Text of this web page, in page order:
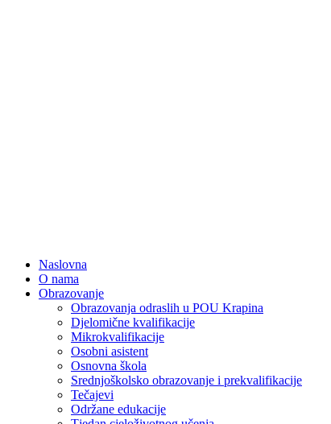
Naslovna
O nama
Obrazovanje
Obrazovanja odraslih u POU Krapina
Djelomične kvalifikacije
Mikrokvalifikacije
Osobni asistent
Osnovna škola
Srednjoškolsko obrazovanje i prekvalifikacije
Tečajevi
Održane edukacije